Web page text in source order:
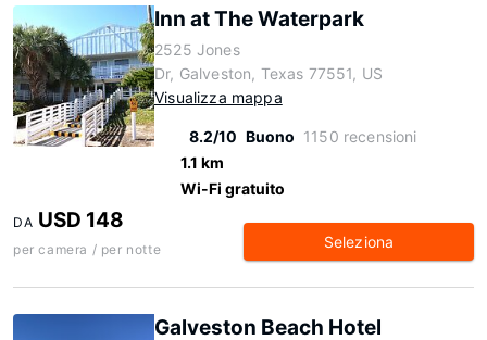
Inn at The Waterpark
2525 Jones
Dr, Galveston, Texas 77551, US
Visualizza mappa
8.2/10 Buono 1150 recensioni
1.1 km
Wi-Fi gratuito
DA USD 148
per camera / per notte Seleziona
Galveston Beach Hotel